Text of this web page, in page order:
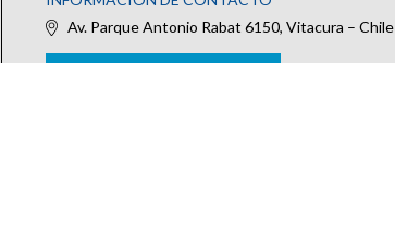
Av. Parque Antonio Rabat 6150, Vitacura – Chile